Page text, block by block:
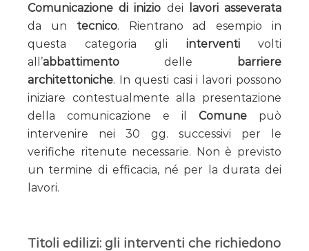
Comunicazione di inizio dei
lavori asseverata
da un tecnico. Rientrano ad esempio in
questa categoria gli interventivolti
all’abbattimento delle
barriere
architettoniche. In questi casi i lavori possono
iniziare contestualmente alla presentazione
della comunicazione e il Comune può
intervenire nei 30 gg. successivi per le
verifiche ritenute necessarie. Non è previsto
un termine di efficacia, né per la durata dei
lavori.
Titoli edilizi: gli interventi che richiedono